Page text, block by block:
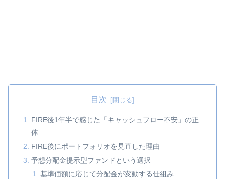
目次
FIRE後1年半で感じた「キャッシュフロー不安」の正
体
FIRE後にポートフォリオを見直した理由
予想分配金提示型ファンドという選択
基準価額に応じて分配金が変動する仕組み